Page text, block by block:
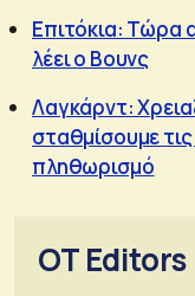
Επιτόκια: Τώρα
λέει ο Βουνς
Λαγκάρντ:
σταθμίσουμε
πληθωρισμό
OT Editors